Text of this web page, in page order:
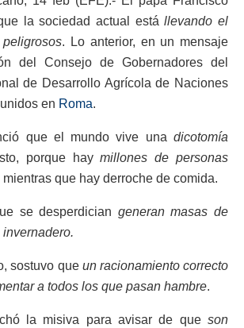
la sociedad actual estállevando el
. Lo anterior, en un mensaje
del Consejo de Gobernadores del
de Desarrollo Agrícola de Naciones
en Roma.
que el mundo vive una dicotomía
porque haymillones de personas
mientras que hay derroche de comida.
se desperdician generan masas de
sostuvo que un racionamiento correcto
a todos los que pasan hambre.
la misiva para avisar de que son